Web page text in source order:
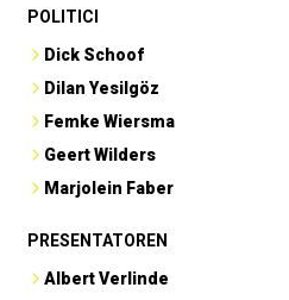
POLITICI
Dick Schoof
Dilan Yesilgöz
Femke Wiersma
Geert Wilders
Marjolein Faber
PRESENTATOREN
Albert Verlinde